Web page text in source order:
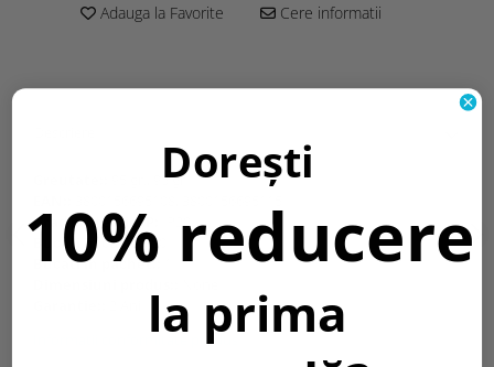
Adauga la Favorite Cere informatii
95 gr., 95 gr
Grad protectie IP:
IP20
Bucati in cutie::50
Bucati in pachet::
Informatii conformitate produs
Dorești
10% reducere
la prima